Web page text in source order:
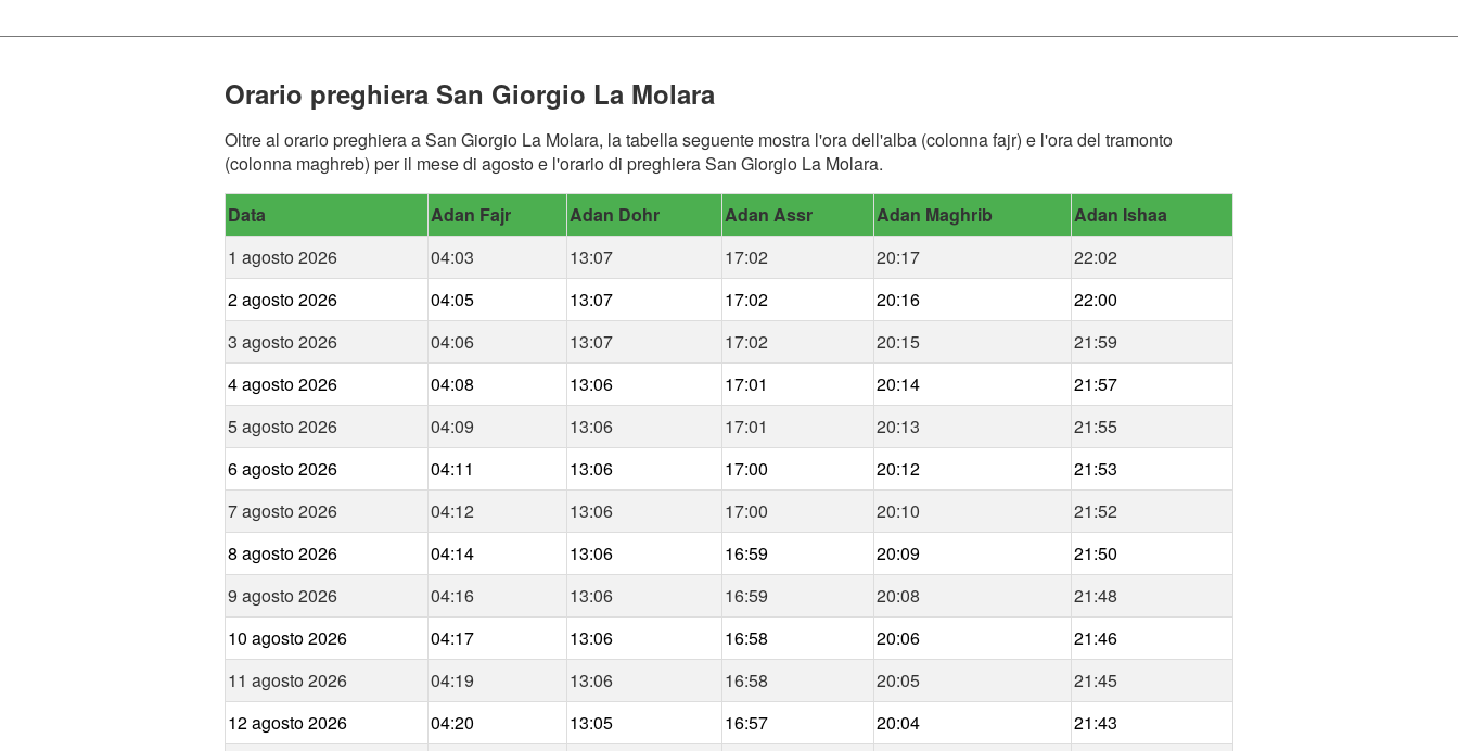
Orario preghiera San Giorgio La Molara
Oltre al orario preghiera a San Giorgio La Molara, la tabella seguente mostra l'ora dell'alba (colonna fajr) e l'ora del tramonto
(colonna maghreb) per il mese di agosto e l'orario di preghiera San Giorgio La Molara.
Data Adan Fajr Adan Dohr Adan Assr Adan Maghrib
Adan Ishaa
1 agosto 2026
04:03 13:07 17:02 20:17
22:02
2 agosto 2026
04:05 13:07 17:02 20:16
22:00
3 agosto 2026
04:06 13:07 17:02 20:15
21:59
4 agosto 2026
04:08 13:06 17:01 20:14
21:57
5 agosto 2026
04:09 13:06 17:01 20:13
21:55
6 agosto 2026
04:11 13:06 17:00 20:12
21:53
7 agosto 2026
04:12 13:06 17:00 20:10
21:52
8 agosto 2026
04:14 13:06 16:59 20:09
21:50
9 agosto 2026
04:16 13:06 16:59 20:08
21:48
10 agosto 2026
04:17 13:06 16:58 20:06
21:46
11 agosto 2026
04:19 13:06 16:58 20:05
21:45
12 agosto 2026
04:20 13:05 16:57 20:04
21:43